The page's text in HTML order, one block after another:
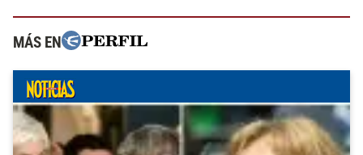
MÁS EN